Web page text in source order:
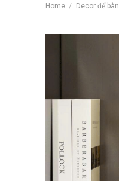
Home / Decor để bàn